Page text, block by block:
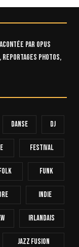
par OPUS
reportages photos,
Danse Dj
FESTIVAL
Funk
INDIE
Irlandais
Jazz Fusion